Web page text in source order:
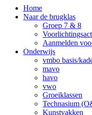
Home
Naar de brugklas
Groep 7 & 8
Aanmelden
Onderwijs
vmbo basis/
mavo
havo
vwo
Groeiklassen
Technasium
Kunstvakken